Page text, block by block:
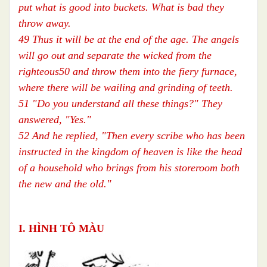
put what is good into buckets. What is bad they
throw away.
49 Thus it will be at the end of the age. The angels
will go out and separate the wicked from the
righteous50 and throw them into the fiery furnace,
where there will be wailing and grinding of teeth.
51 "Do you understand all these things?" They
answered, "Yes."
52 And he replied, "Then every scribe who has been
instructed in the kingdom of heaven is like the head
of a household who brings from his storeroom both
the new and the old."
I. HÌNH TÔ MÀU